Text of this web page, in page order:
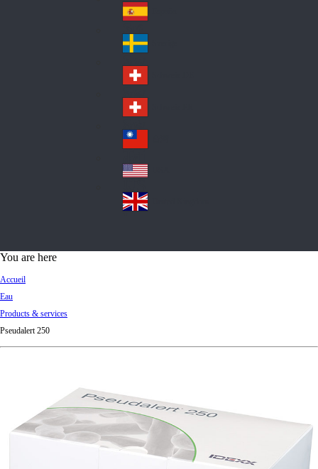
uth
Af
ric
a
Sp
ain
Sw
ed
en
Sw
itz
erl
an
d
Sw
itz
erl
an
d
wa
n
A
d
You are here
Accueil
Eau
Products & services
Pseudalert 250